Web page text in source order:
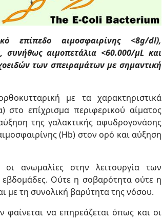
επίπεδο αιμοσφαιρίνης <8g/dl),
αιμοπετάλια <60.000/μL και
των σπειραμάτων με σημαντική
με τα χαρακτηριστικά
στο επίχρισμα περιφερικού αίματος
της γαλακτικής αφυδρογονάσης
(Hb) στον ορό και αύξηση
ανωμαλίες στην λειτουργία των
εβδομάδες. Ούτε η σοβαρότητα ούτε η
με τη συνολική βαρύτητα της νόσου.
να επηρεάζεται όπως και οι